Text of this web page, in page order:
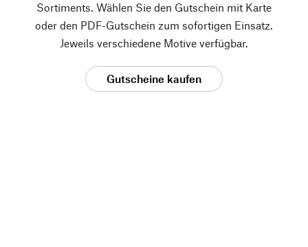
Sortiments. Wählen Sie den Gutschein mit Karte
oder den PDF-Gutschein zum sofortigen Einsatz.
Jeweils verschiedene Motive verfügbar.
Gutscheine kaufen